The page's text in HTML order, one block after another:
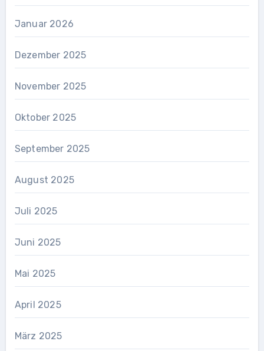
Januar 2026
Dezember 2025
November 2025
Oktober 2025
September 2025
August 2025
Juli 2025
Juni 2025
Mai 2025
April 2025
März 2025